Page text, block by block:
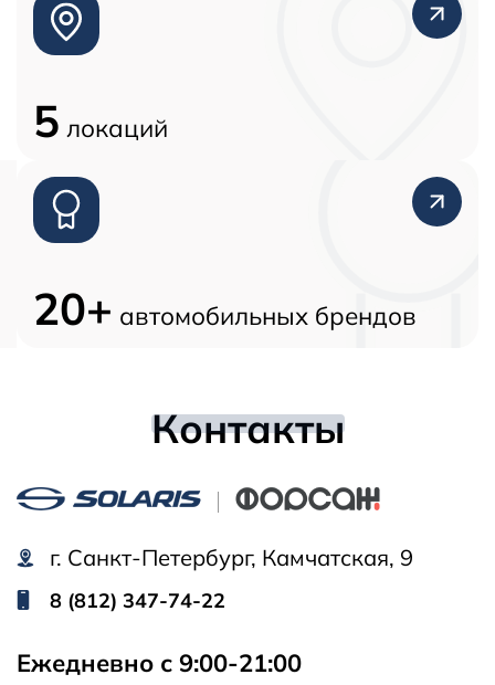
5 локаций
20+ автомобильных брендов
Контакты
г. Санкт-Петербург, Камчатская, 9
8 (812) 347-74-22
Ежедневно с 9:00-21:00